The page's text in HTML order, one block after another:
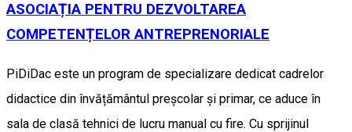
ASOCIAȚIA PENTRU DEZVOLTAREA
COMPETENȚELOR ANTREPRENORIALE
PiDiDac este un program de specializare dedicat cadrelor
didactice din învățământul preșcolar și primar, ce aduce în
sala de clasă tehnici de lucru manual cu fire. Cu sprijinul